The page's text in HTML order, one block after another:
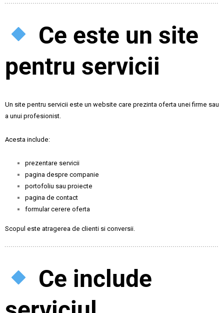
Ce este un site
pentru servicii
Un site pentru servicii este un website care prezinta oferta unei firme sau
a unui profesionist.
Acesta include:
prezentare servicii
pagina despre companie
portofoliu sau proiecte
pagina de contact
formular cerere oferta
Scopul este atragerea de clienti si conversii.
Ce include